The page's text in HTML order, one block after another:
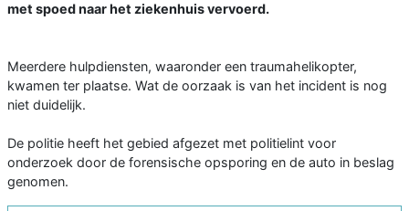
met spoed naar het ziekenhuis vervoerd.
Meerdere hulpdiensten, waaronder een traumahelikopter,
kwamen ter plaatse. Wat de oorzaak is van het incident is nog
niet duidelijk.
De politie heeft het gebied afgezet met politielint voor
onderzoek door de forensische opsporing en de auto in beslag
genomen.